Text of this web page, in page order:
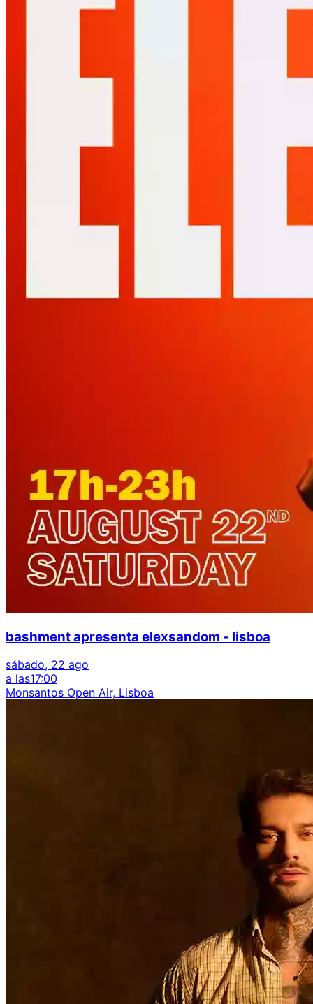
bashment apresenta elexsandom - lisboa
sábado, 22 ago
a las17:00
Monsantos Open Air, Lisboa